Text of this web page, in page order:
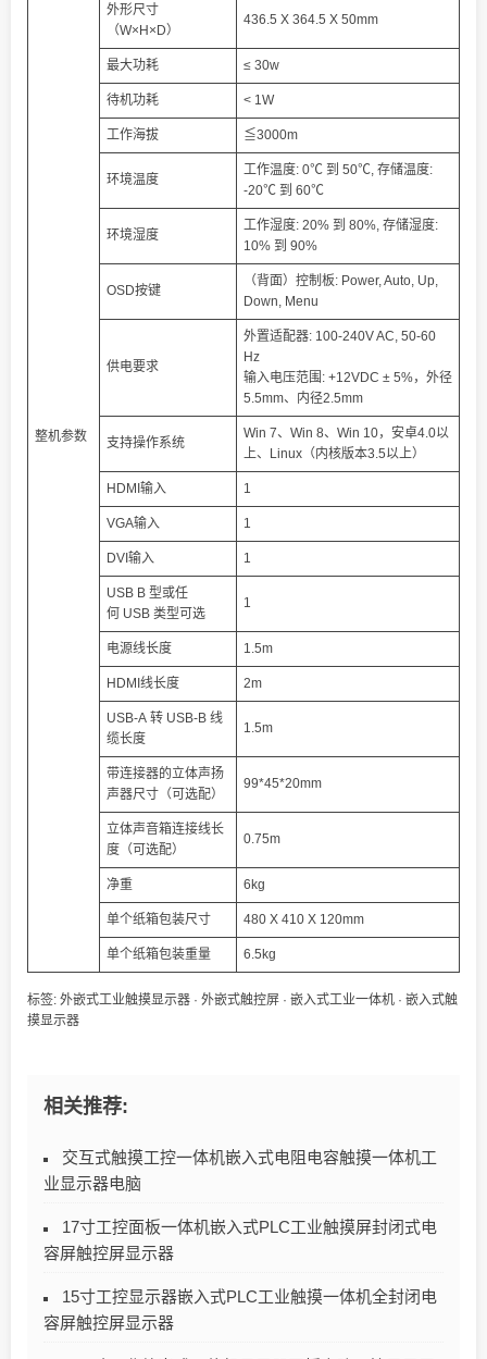
整机参数
外形尺寸
（W×H×D）
436.5 X 364.5 X 50mm
最大功耗 ≤ 30w
待机功耗 < 1W
工作海拔 ≦3000m
环境温度
工作温度: 0℃ 到 50℃, 存储温度:
-20℃ 到 60℃
环境湿度
工作湿度: 20% 到 80%, 存储湿度:
10% 到 90%
OSD按键
（背面）控制板: Power, Auto, Up,
Down, Menu
供电要求
外置适配器: 100-240V AC, 50-60
Hz
输入电压范围: +12VDC ± 5%，外径
5.5mm、内径2.5mm
支持操作系统
Win 7、Win 8、Win 10，安卓4.0以
上、Linux（内核版本3.5以上）
HDMI输入 1
VGA输入 1
DVI输入 1
USB B 型或任
何 USB 类型可选
1
电源线长度 1.5m
HDMI线长度 2m
USB-A 转 USB-B 线
缆长度
1.5m
带连接器的立体声扬
声器尺寸（可选配）
99*45*20mm
立体声音箱连接线长
度（可选配）
0.75m
净重 6kg
单个纸箱包装尺寸 480 X 410 X 120mm
单个纸箱包装重量 6.5kg
标签: 外嵌式工业触摸显示器 · 外嵌式触控屏 · 嵌入式工业一体机 · 嵌入式触
摸显示器
相关推荐:
交互式触摸工控一体机嵌入式电阻电容触摸一体机工
业显示器电脑
17寸工控面板一体机嵌入式PLC工业触摸屏封闭式电
容屏触控屏显示器
15寸工控显示器嵌入式PLC工业触摸一体机全封闭电
容屏触控屏显示器